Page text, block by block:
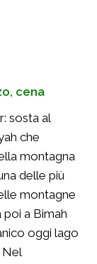
cena
sosta al
che
montagna
delle più
montagne
a Bimah
oggi lago
Nel